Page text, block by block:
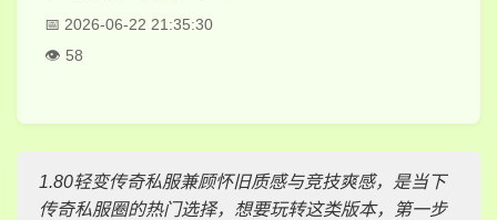
2026-06-22 21:35:30
58
1.80轻变传奇私服兼顾怀旧质感与竞技爽感，是当下
传奇私服圈的热门选择，想要玩转这类版本，第一步